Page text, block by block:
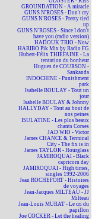
GROUNDATION - A miracle
GUNS N'ROSES - Don't cry
GUNS N'ROSES - Pretty tied
up
GUNS N'ROSES - Since I don't
have you (radio version)
HADOUK TRIO - Now
HARIBO Pik Mix by Radio FG
Hubert-Félix THIÉFAINE - La
tentation du bonheur
Hugues de COURSON -
Sankanda
INDOCHINE - Punishment
park
Isabelle BOULAY - Tout un
jour
Isabelle BOULAY & Johnny
HALLYDAY - Tout au bout de
nos peines
ISULATINE - Les plus beaux
chants Corses
JAD WIO - Victor
James CHANCE & Terminal
City - The fix is in
James TAYLOR - Hourglass
JAMIROQUAI - Black
capricorn day
JAMIROQUAI - High times,
singles 1992-2006
Jean ROCHEFORT - Histoires
de voyages
Jean-Jacques MILTEAU - JJ
Milteau
Jean-Louis MURAT - Le cri du
papillon
Joe COCKER - Let the healing